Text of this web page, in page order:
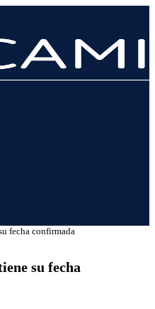
fecha confirmada
su fecha